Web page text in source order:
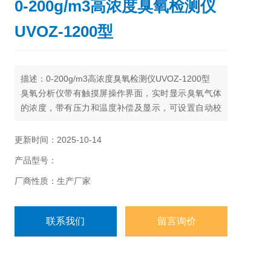
0-200g/m3高浓度臭氧检测仪
UVOZ-1200型
描述：0-200g/m3高浓度臭氧检测仪UVOZ-1200型
臭氧分析仪带有触摸屏操作界面，实时显示臭氧气体
的浓度，带有压力和温度补偿及显示，可设置自动校
流量输入功能，可实时显示臭氧发生器的产量。带有
报警点信号输出连接。
更新时间：2025-10-14
产品型号：
厂商性质：生产厂家
联系我们 留言询价